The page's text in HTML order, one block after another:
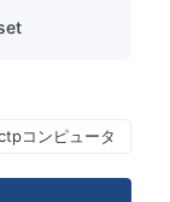
コンピュータ